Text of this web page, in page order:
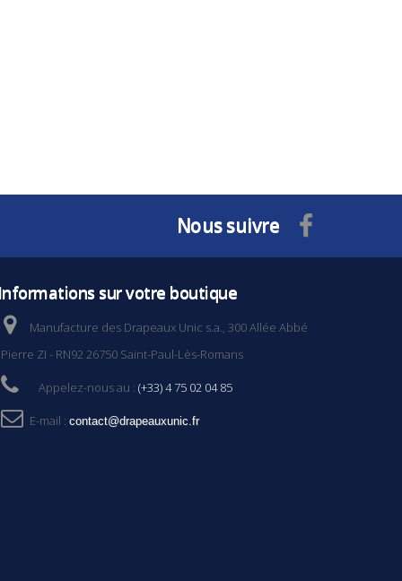
Nous suivre
sur votre boutique
Manufacture des Drapeaux Unic s.a., 300 Allée Abbé
Pierre ZI - RN92 26750 Saint-Paul-Lès-Romans
Appelez-nous au : (+33) 4 75 02 04 85
E-mail : contact@drapeauxunic.fr